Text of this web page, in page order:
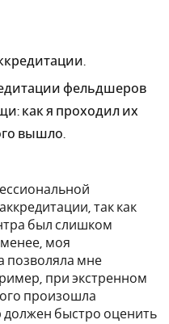
фельдшеров
как я проходил их
вышло.
так как
был слишком
моя
позволяла мне
при экстренном
произошла
должен быстро оценить